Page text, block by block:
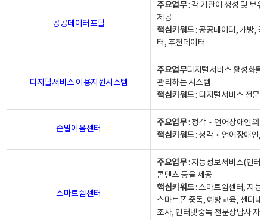
공공데이터포털
주요업무: 각 기관이 생성 및 보
제공
핵심키워드: 공공데이터, 개방,
터, 추천데이터
디지털서비스 이용지원시스템
주요업무디지털서비스 활성화를
관리하는 시스템
핵심키워드: 디지털서비스 전문
손말이음센터
주요업무: 청각‧언어장애인의
핵심키워드: 청각‧언어장애인,
스마트쉼센터
주요업무: 지능정보서비스(인터
콘텐츠 등을 제공
핵심키워드: 스마트쉼센터, 지능
스마트폰 중독, 예방교육, 센터내
조사, 인터넷중독 전문상담사 자